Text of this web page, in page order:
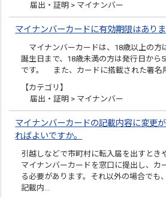
届出・証明 > マイナンバー
マイナンバーカードに有効期限はありま
マイナンバーカードは、18歳以上の方
誕生日まで、18歳未満の方は発行日から
です。 また、カードに搭載された署名
【カテゴリ】
届出・証明 > マイナンバー
マイナンバーカードの記載内容に変更
ればよいですか。
引越しなどで市町村に転入届を出すとき
マイナンバーカードを窓口に提出し、カ
る必要があります。それ以外の場合でも
記載内…